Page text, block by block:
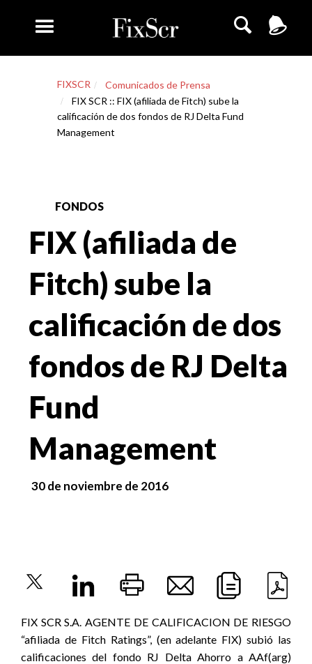
FIXSCR
Comunicados de Prensa
FIX SCR :: FIX (afiliada de Fitch) sube la
calificación de dos fondos de RJ Delta Fund
Management
FONDOS
FIX (afiliada de
Fitch) sube la
calificación de dos
fondos de RJ Delta
Fund
Management
30 de noviembre de 2016
FIX SCR S.A. AGENTE DE CALIFICACION DE RIESGO
“afiliada de Fitch Ratings”, (en adelante FIX) subió las
calificaciones del fondo RJ Delta Ahorro a AAf(arg)